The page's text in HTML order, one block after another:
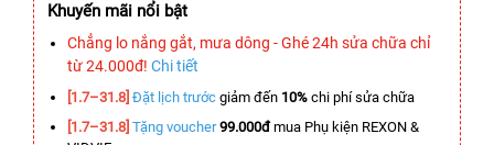
Khuyến mãi nổi bật
Chẳng lo nắng gắt, mưa dông - Ghé 24h sửa chữa chỉ
từ 24.000đ! Chi tiết
[1.7–31.8] Đặt lịch trước giảm đến 10% chi phí sửa chữa
[1.7–31.8] Tặng voucher 99.000đmua Phụ kiện REXON &